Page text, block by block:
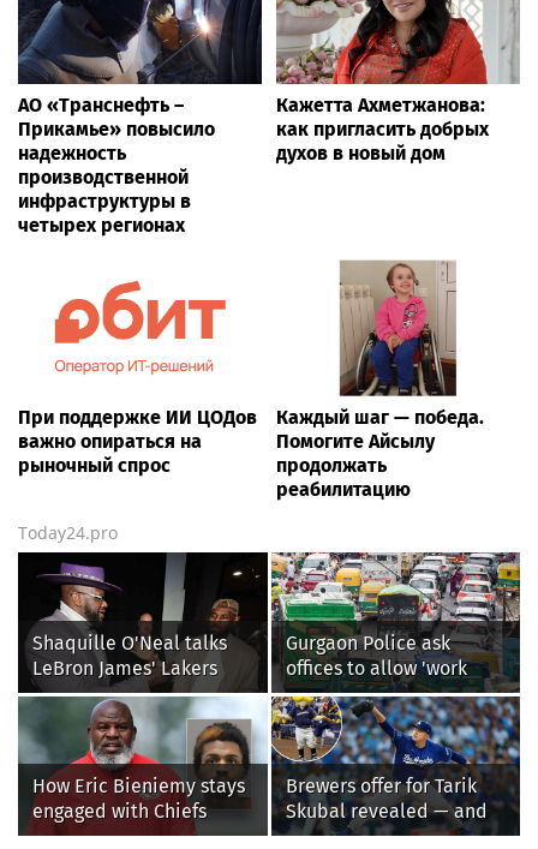
АО «Транснефть –
Прикамье» повысило
надежность
производственной
инфраструктуры в
четырех регионах
Кажетта Ахметжанова:
как пригласить добрых
духов в новый дом
При поддержке ИИ ЦОДов
важно опираться на
рыночный спрос
Каждый шаг — победа.
Помогите Айсылу
продолжать
реабилитацию
Today24.pro
Shaquille O'Neal talks
LeBron James' Lakers
legacy, why his new 76ers
might be extremely
'dangerous'
Gurgaon Police ask
offices to allow 'work
from home' as heavy rain
floods roads again
How Eric Bieniemy stays
engaged with Chiefs
while tending to wife,
Brewers offer for Tarik
Skubal revealed — and
it’s better than the